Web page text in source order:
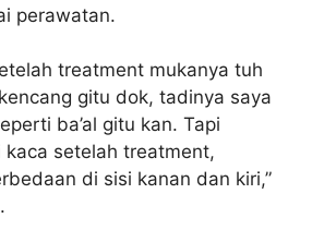
perawatan.
treatment mukanya tuh
gitu dok, tadinya saya
ba’al gitu kan. Tapi
setelah treatment,
di sisi kanan dan kiri,”